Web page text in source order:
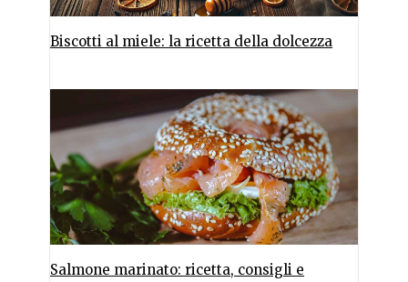
Biscotti al miele: la ricetta della dolcezza
Salmone marinato: ricetta, consigli e